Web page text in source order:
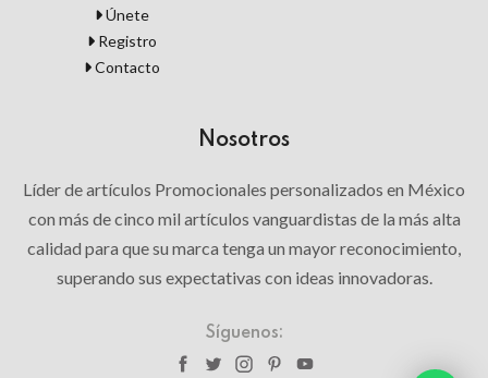
Únete
Registro
Contacto
Nosotros
Líder de artículos Promocionales personalizados en México
con más de cinco mil artículos vanguardistas de la más alta
calidad para que su marca tenga un mayor reconocimiento,
superando sus expectativas con ideas innovadoras.
Síguenos: